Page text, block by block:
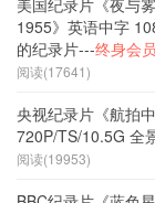
1955》英语中字
的纪录片---终身会
阅读(17641)
央视纪录片《航拍
720P/TS/10.5G 全
阅读(19953)